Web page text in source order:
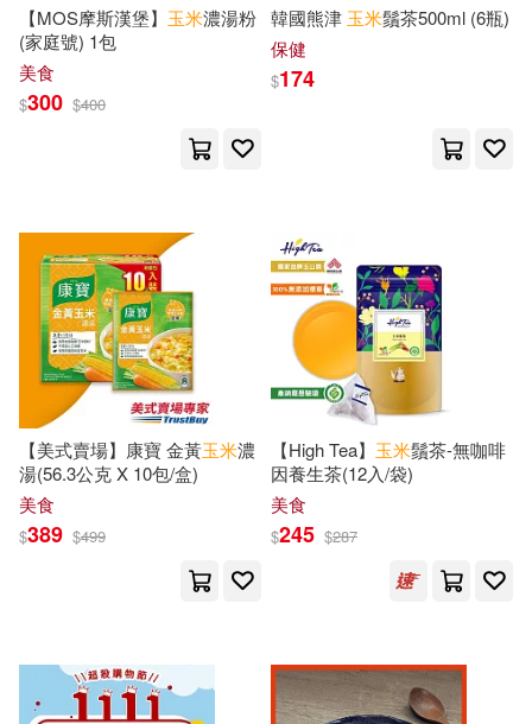
兩色風景(5)
劉富華等（編著）(5)
原作：三肉必起‧牙霸子／作畫：達
吳靜雯(5)
喬治．艾略特(5) 單玉堂(5)
嚴歌苓(5) 夜纖雪(5)
安立奎．巴里奧斯(5)
宮城里子(5) 左袋創意等(5)
張煒(5) 意本本，湯小喵(5)
Chandos(18) 小知堂(18)
長鴻出版社(18)
高等教育出版社(18)
PAD(17)
SECRET MUSIC(17)
中國礦業大學出版社(17)
【MOS摩斯漢堡】 玉米濃湯粉
(家庭號) 1包
美食
$300 $400
韓國熊津 玉米鬚茶500ml (6瓶)
保健
$174
【美式賣場】康寶 金黃玉米濃
湯(56.3公克 X 10包/盒)
美食
$389 $499
【High Tea】 玉米鬚茶-無咖啡
因養生茶(12入/袋)
美食
$245 $287